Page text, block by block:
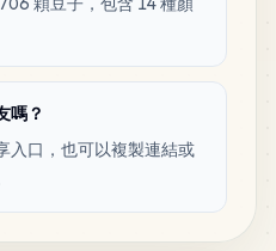
嗎？
入口，也可以複製連結或